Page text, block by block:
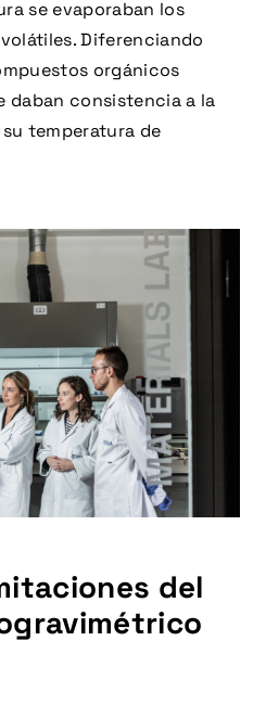
se evaporaban los
Diferenciando
orgánicos
daban consistencia a la
temperatura de
del